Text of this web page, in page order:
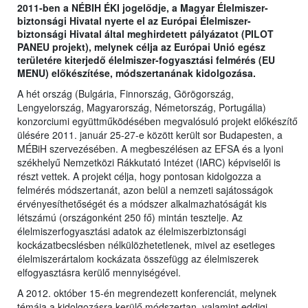
2011-ben a NÉBIH ÉKI jogelődje, a Magyar Élelmiszer-
biztonsági Hivatal nyerte el az Európai Élelmiszer-
biztonsági Hivatal által meghirdetett pályázatot (PILOT
PANEU projekt), melynek célja az Európai Unió egész
területére kiterjedő élelmiszer-fogyasztási felmérés (EU
MENU) előkészítése, módszertanának kidolgozása.
A hét ország (Bulgária, Finnország, Görögország,
Lengyelország, Magyarország, Németország, Portugália)
konzorciumi együttműködésében megvalósuló projekt előkészítő
ülésére 2011. január 25-27-e között került sor Budapesten, a
MÉBiH szervezésében. A megbeszélésen az EFSA és a lyoni
székhelyű Nemzetközi Rákkutató Intézet (IARC) képviselői is
részt vettek. A projekt célja, hogy pontosan kidolgozza a
felmérés módszertanát, azon belül a nemzeti sajátosságok
érvényesíthetőségét és a módszer alkalmazhatóságát kis
létszámú (országonként 250 fő) mintán tesztelje. Az
élelmiszerfogyasztási adatok az élelmiszerbiztonsági
kockázatbecslésben nélkülözhetetlenek, mivel az esetleges
élelmiszerártalom kockázata összefügg az élelmiszerek
elfogyasztásra kerülő mennyiségével.
A 2012. október 15-én megrendezett konferenciát, melynek